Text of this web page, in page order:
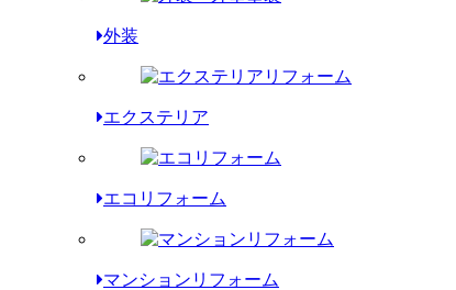
外装
エクステリア
エコリフォーム
マンションリフォーム